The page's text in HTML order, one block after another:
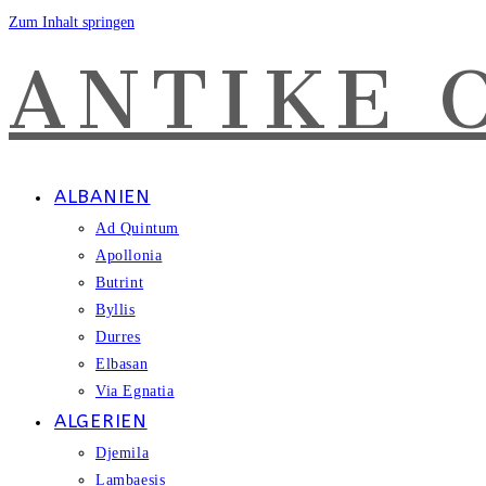
Zum Inhalt springen
ANTIKE
ALBANIEN
Ad Quintum
Apollonia
Butrint
Byllis
Durres
Elbasan
Via Egnatia
ALGERIEN
Djemila
Lambaesis